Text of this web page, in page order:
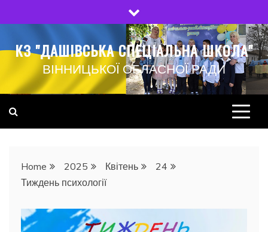
to
КЗ "ДАШІВСЬКА СПЕЦІАЛЬНА ШКОЛА"
ВІННИЦЬКОЇ ОБЛАСНОЇ РАДИ
Home 2025 Квітень
24
Тиждень психології